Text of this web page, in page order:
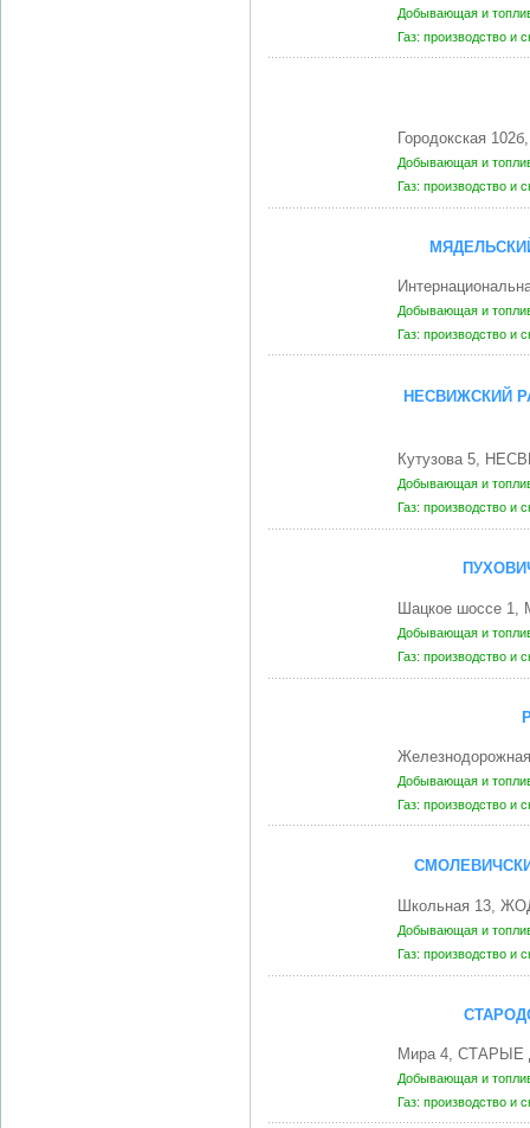
Добывающая и
Газ: производство и
Городокская
Добывающая и
Газ: производство и
Добывающая и
Газ: производство и
НЕСВИЖСКИЙ
Кутузова 5,
Добывающая и
Газ: производство и
Шацкое шоссе
Добывающая и
Газ: производство и
Добывающая и
Газ: производство и
Школьная 13,
Добывающая и
Газ: производство и
Мира 4, СТАРЫЕ
Добывающая и
Газ: производство и